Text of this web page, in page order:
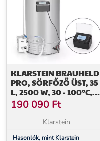
KLARSTEIN BRAUHELD
PRO, SÖRFŐZŐ ÜST, 35
L, 2500 W, 30 - 100°C,
KEVERŐPUMPA,
ROZSDAMENTES ACÉL
190 090 Ft
Klarstein
Hasonlók, mint Klarstein